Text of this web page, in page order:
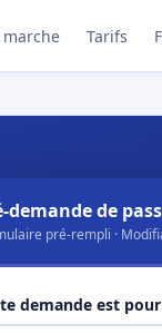
marche Tarifs
demande de
pré-rempli ·
demande est